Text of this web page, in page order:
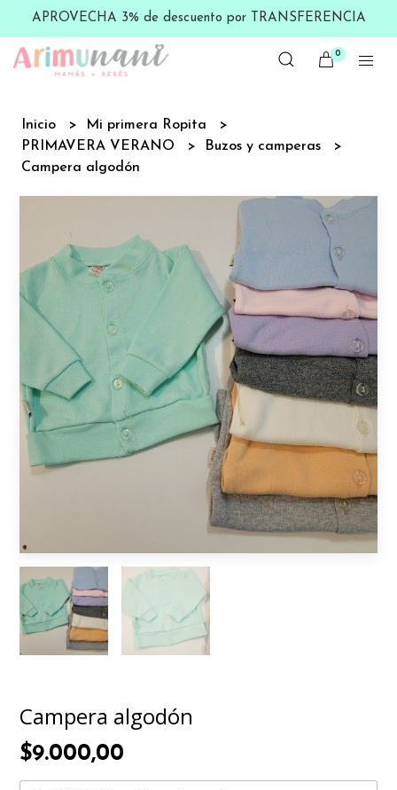
APROVECHA 3% de descuento por TRANSFERENCIA
0
Inicio
Mi primera Ropita
PRIMAVERA VERANO
Buzos y camperas
Campera algodón
Campera algodón
$9.000,00